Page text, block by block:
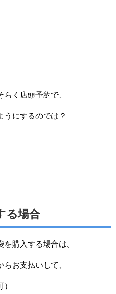
く店頭予約で、
うにするのでは？
る場合
購入する場合は、
お支払いして、